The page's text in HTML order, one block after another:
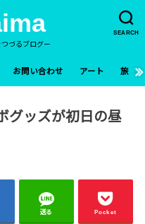
SEARCH
づるブログー
お問い合わせ アート 旅
グッズが初日の昼
送る Pocket